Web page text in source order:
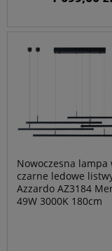
Nowoczesna lampa
czarne ledowe
Azzardo AZ3184
49W 3000K 180cm